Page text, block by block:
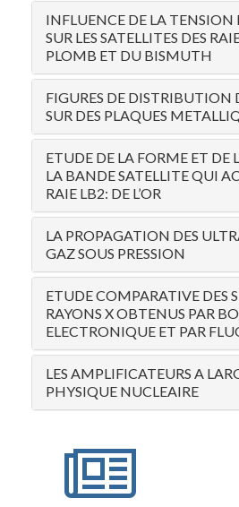
INFLUENCE DE LA TENSION
SUR LES SATELLITES DES
PLOMB ET DU BISMUTH
FIGURES DE DISTRIBUTION
SUR DES PLAQUES
ETUDE DE LA FORME ET DE
LA BANDE SATELLITE QUI
RAIE LB2: DE L’OR
LA PROPAGATION DES
GAZ SOUS PRESSION
ETUDE COMPARATIVE DES
RAYONS X OBTENUS PAR
ELECTRONIQUE ET PAR
LES AMPLIFICATEURS A
PHYSIQUE NUCLEAIRE